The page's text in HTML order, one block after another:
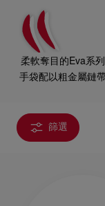
柔軟奪目的Eva系
手袋配以粗金屬鏈
篩選